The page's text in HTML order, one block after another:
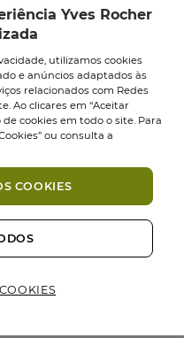
Yves Rocher
utilizamos cookies
e anúncios adaptados às
relacionados com Redes
Ao clicares em “Aceitar
cookies em todo o site. Para
ou consulta a
COOKIES